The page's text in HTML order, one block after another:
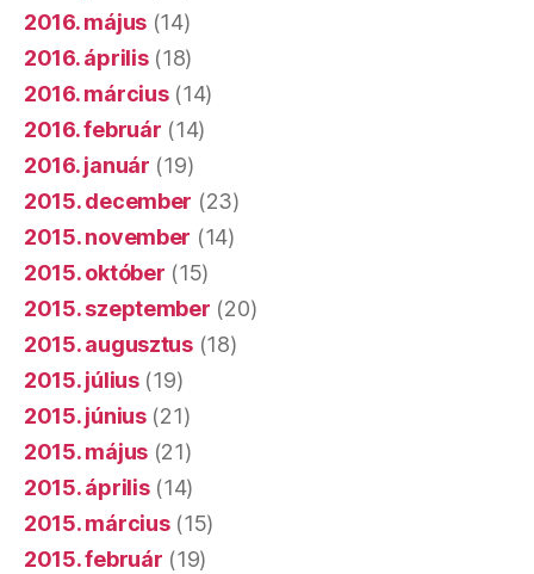
2016. május (14)
2016. április(18)
2016. március(14)
2016. február (14)
2016. január (19)
2015. december (23)
2015. november (14)
2015. október (15)
2015. szeptember (20)
2015. augusztus(18)
2015. július(19)
2015. június(21)
2015. május (21)
2015. április(14)
2015. március(15)
2015. február (19)